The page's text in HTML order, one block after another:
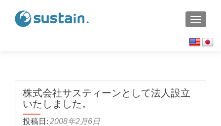
株式会社サスティーンとして法人設立
いたしました。
投稿日: 2008年2月6日